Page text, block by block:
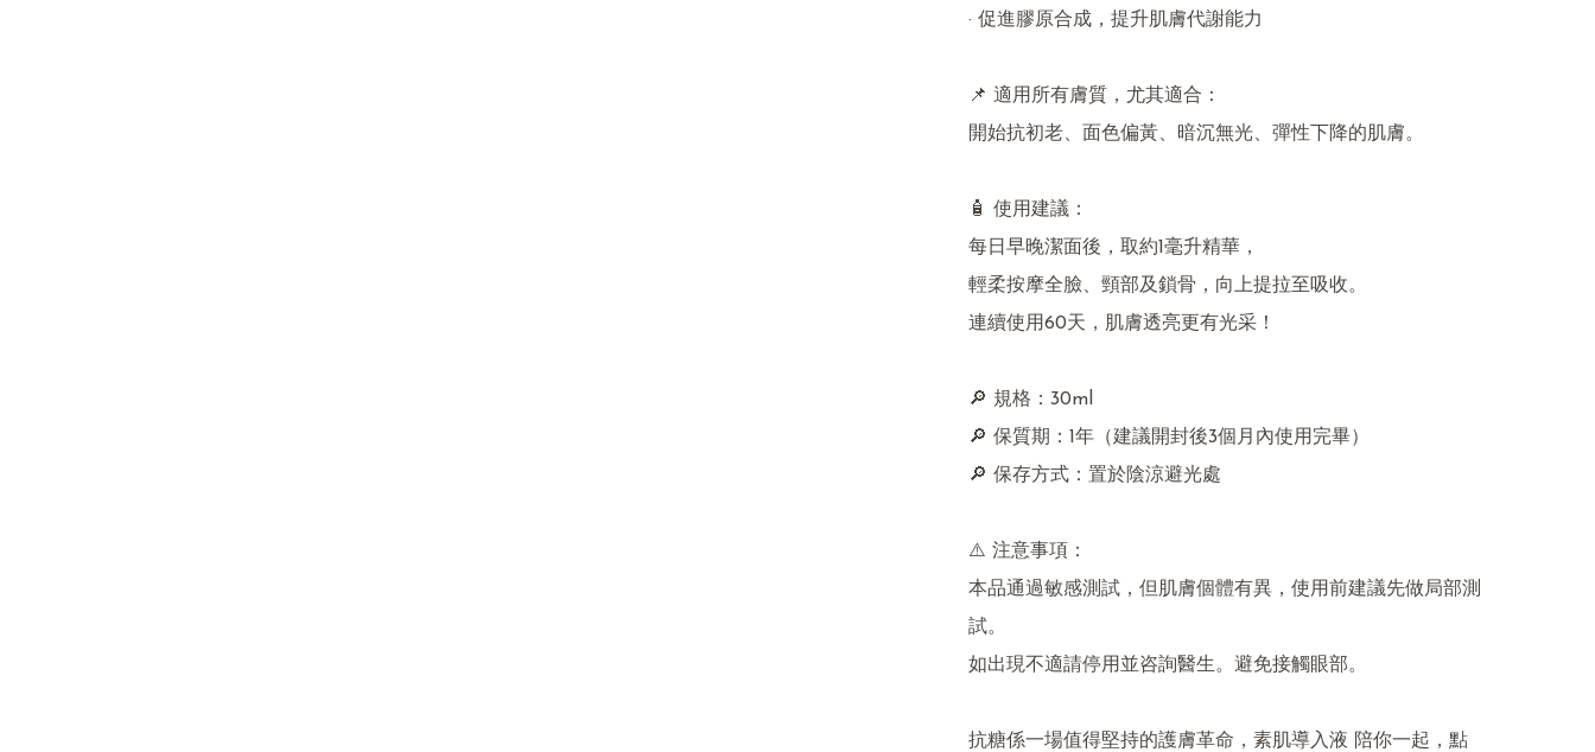
· 促進膠原合成，提升肌膚代謝能力
📌 適用所有膚質，尤其適合：
開始抗初老、面色偏黃、暗沉無光、彈性下降的肌膚。
🧴 使用建議：
每日早晚潔面後，取約1毫升精華，
輕柔按摩全臉、頸部及鎖骨，向上提拉至吸收。
連續使用60天，肌膚透亮更有光采！
🔎 規格：30ml
🔎 保質期：1年（建議開封後3個月內使用完畢）
🔎 保存方式：置於陰涼避光處
⚠️ 注意事項：
本品通過敏感測試，但肌膚個體有異，使用前建議先做局部測
試。
如出現不適請停用並咨詢醫生。避免接觸眼部。
抗糖係一場值得堅持的護膚革命，素肌導入液 陪你一起，點